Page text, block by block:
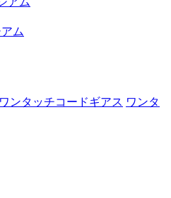
ム
ワンタッチコードギアス ワンタ